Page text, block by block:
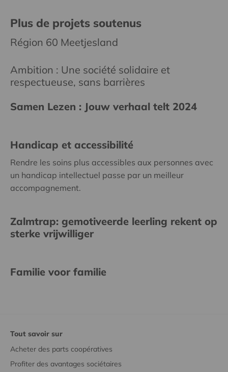
Plus de projets soutenus
Région 60 Meetjesland
Ambition : Une société solidaire et
respectueuse, sans barrières
Samen Lezen : Jouw verhaal telt 2024
Handicap et accessibilité
Rendre les soins plus accessibles aux personnes avec
un handicap intellectuel passe par un meilleur
accompagnement.
Zalmtrap: gemotiveerde leerling rekent op
sterke vrijwilliger
Familie voor familie
Tout savoir sur
Acheter des parts coopératives
Profiter des avantages sociétaires